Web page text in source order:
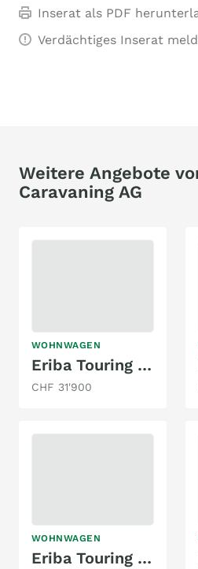
Inserat als PDF
Verdächtiges Inserat
Weitere Angebote
Caravaning AG
WOHNWAGEN
Eriba Touring 560 Legend
CHF 31'900
WOHNWAGEN
Eriba Touring 310 Edition Legend